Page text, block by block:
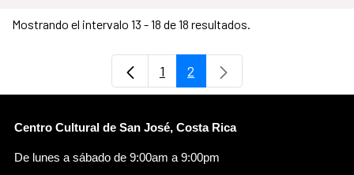
Mostrando el intervalo 13 - 18 de 18 resultados.
Página
1 Página
2
Centro Cultural de San José, Costa Rica
De lunes a sábado de 9:00am a 9:00pm